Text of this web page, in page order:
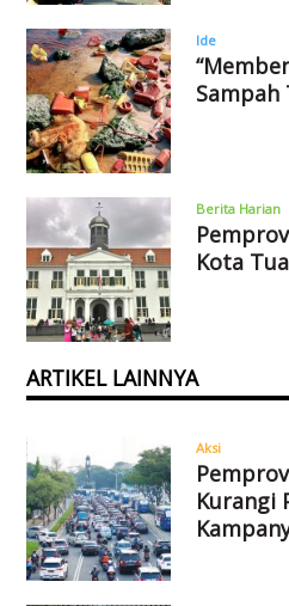
Ide
Sampah
Berita Harian
Kota
ARTIKEL LAINNYA
Aksi
Kurangi